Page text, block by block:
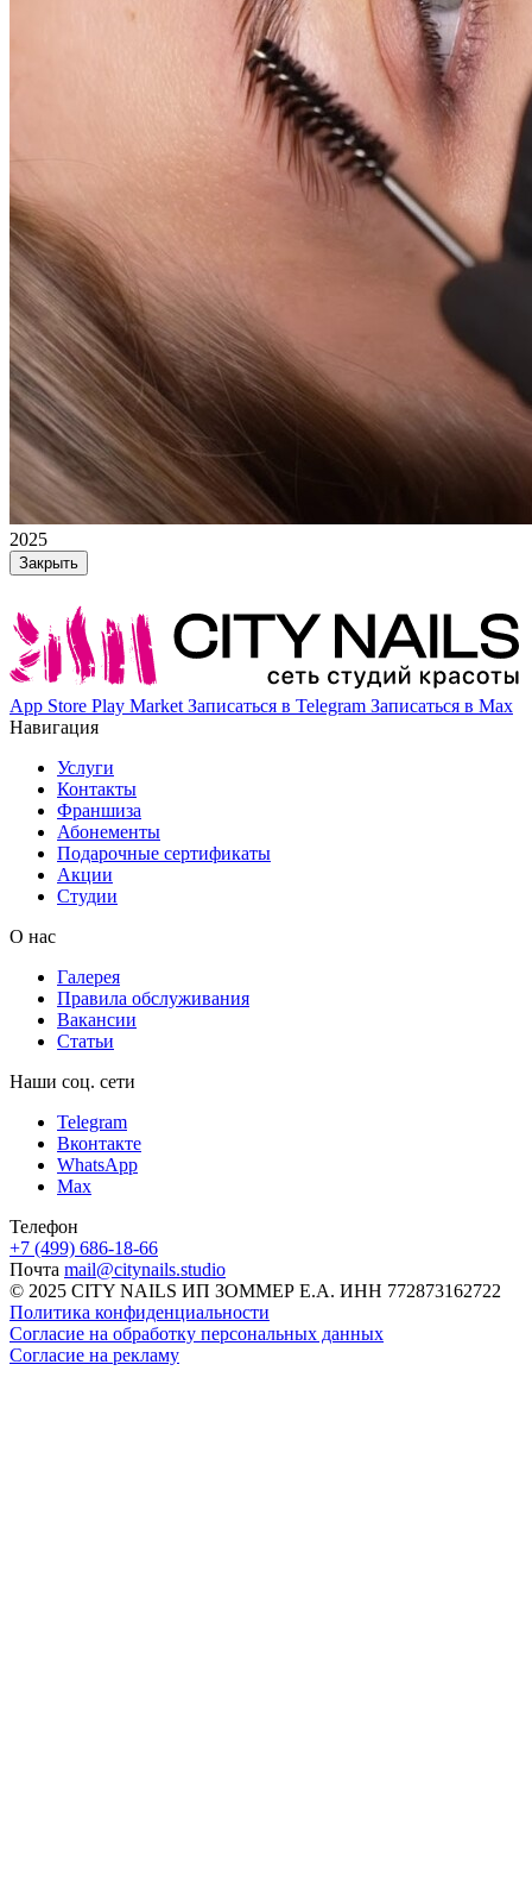
2025
Закрыть
App Store Play Market Записаться в Telegram Записаться в Max
Навигация
Услуги
Контакты
Франшиза
Абонементы
Подарочные сертификаты
Акции
Студии
О нас
Галерея
Правила обслуживания
Вакансии
Статьи
Наши соц. сети
Telegram
Вконтакте
WhatsApp
Max
Телефон
+7 (499) 686-18-66
Почта mail@citynails.studio
© 2025 CITY NAILS ИП ЗОММЕР Е.А. ИНН 772873162722
Политика конфиденциальности
Согласие на обработку персональных данных
Согласие на рекламу